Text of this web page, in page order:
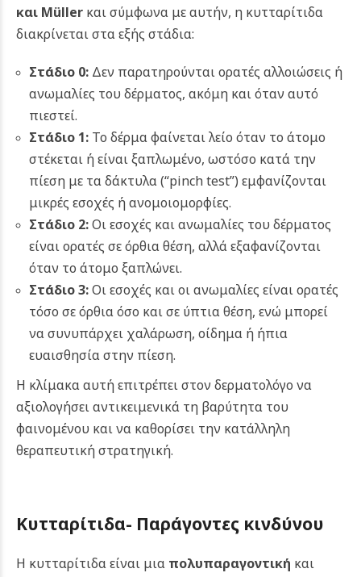
και Müller και σύμφωνα με αυτήν, η κυτταρίτιδα
διακρίνεται στα εξής στάδια:
Στάδιο 0:Δεν παρατηρούνται ορατές αλλοιώσεις ή
ανωμαλίες του δέρματος, ακόμη και όταν αυτό
πιεστεί.
Στάδιο 1:Το δέρμα φαίνεται λείο όταν το άτομο
στέκεται ή είναι ξαπλωμένο, ωστόσο κατά την
πίεση με τα δάκτυλα (“pinch test”) εμφανίζονται
μικρές εσοχές ή ανομοιομορφίες.
Στάδιο 2:Οι εσοχές και ανωμαλίες του δέρματος
είναι ορατές σε όρθια θέση, αλλά εξαφανίζονται
όταν το άτομο ξαπλώνει.
Στάδιο 3:Οι εσοχές και οι ανωμαλίες είναι ορατές
τόσο σε όρθια όσο και σε ύπτια θέση, ενώ μπορεί
να συνυπάρχει χαλάρωση, οίδημα ή ήπια
ευαισθησία στην πίεση.
Η κλίμακα αυτή επιτρέπει στον δερματολόγο να
αξιολογήσει αντικειμενικά τη βαρύτητα του
φαινομένου και να καθορίσει την κατάλληλη
θεραπευτική στρατηγική.
Κυτταρίτιδα- Παράγοντες κινδύνου
Η κυτταρίτιδα είναι μια πολυπαραγοντική και